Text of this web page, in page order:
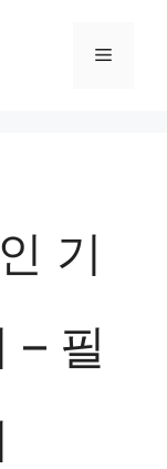
메
기
– 필